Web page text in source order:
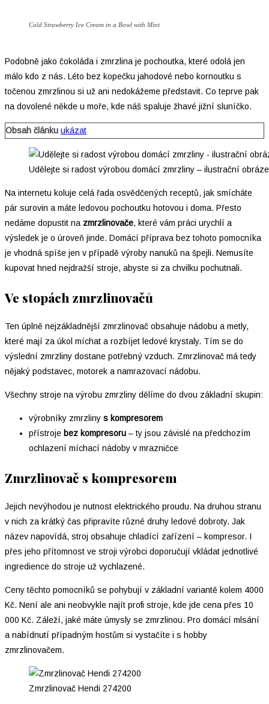
Cold Strawberry Ice Cream in a Bowl with Mint
Podobně jako čokoláda i zmrzlina je pochoutka, které odolá jen
málo kdo z nás. Léto bez kopečku jahodové nebo kornoutku s
točenou zmrzlinou si už ani nedokážeme představit. Co teprve pak
na dovolené někde u moře, kde náš spaluje žhavé jižní sluníčko.
Obsah článku ukázat
Udělejte si radost výrobou domácí zmrzliny – ilustrační
Na internetu koluje celá řada osvědčených receptů, jak smícháte
pár surovin a máte ledovou pochoutku hotovou i doma. Přesto
nedáme dopustit na zmrzlinovače, které vám práci urychlí a
výsledek je o úroveň jinde. Domácí příprava bez tohoto pomocníka
je vhodná spíše jen v případě výroby nanuků na špejli. Nemusíte
kupovat hned nejdražší stroje, abyste si za chvilku pochutnali.
Ve stopách zmrzlinovačů
Ten úplně nejzákladnější zmrzlinovač obsahuje nádobu a metly,
které mají za úkol míchat a rozbíjet ledové krystaly. Tím se do
výslední zmrzliny dostane potřebný vzduch. Zmrzlinovač má tedy
nějaký podstavec, motorek a namrazovací nádobu.
Všechny stroje na výrobu zmrzliny dělíme do dvou základní skupin:
výrobníky zmrzliny s kompresorem
přístroje bez kompresoru – ty jsou závislé na předchozím
ochlazení míchací nádoby v mrazničce
Zmrzlinovač s kompresorem
Jejich nevýhodou je nutnost elektrického proudu. Na druhou stranu
v nich za krátký čas připravíte různé druhy ledové dobroty. Jak
název napovídá, stroj obsahuje chladící zařízení – kompresor. I
přes jeho přítomnost ve stroji výrobci doporučují vkládat jednotlivé
ingredience do stroje už vychlazené.
Ceny těchto pomocníků se pohybují v základní variantě kolem 4000
Kč. Není ale ani neobvykle najít profi stroje, kde jde cena přes 10
000 Kč. Záleží, jaké máte úmysly se zmrzlinou. Pro domácí mlsání
a nabídnutí případným hostům si vystačíte i s hobby
zmrzlinovačem.
Zmrzlinovač Hendi 274200